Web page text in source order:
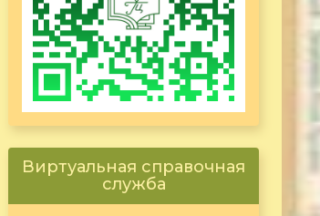
Виртуальная справочная
служба